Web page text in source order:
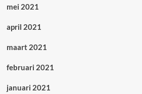
mei 2021
april 2021
maart 2021
februari 2021
januari 2021